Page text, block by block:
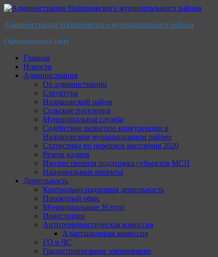
Перейти
содержимому
Администрация Назрановского муниципального района
Официальный сайт
Главная
Новости
Администрация
Об администрации
Структура
Назрановский район
Сельские поселения
Муниципальная служба
Содействие развитию конкуренции в
Назрановском муниципальном районе
Статистика по переписи населения 2020
Резерв кадров
Имущественная поддержка субъектов МСП
Национальные проекты
Деятельность
Контрольно-надзорная деятельность
Проектный офис
Муниципальные Услуги
Инвестиции
Антитеррористическая комиссия
Адаптационная комиссия
ГО и ЧС
Градостроительное зонирование